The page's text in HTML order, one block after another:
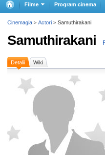
Filme Program cinema
Samuthirakani
Detalii Wiki
Cinemagia > Actori > Samuthirakani